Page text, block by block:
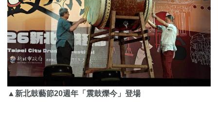
▲新北鼓藝節20週年「震鼓爍今」登場